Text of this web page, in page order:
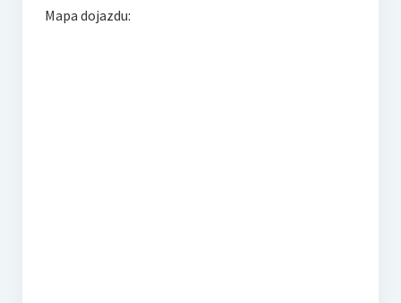
Mapa dojazdu: